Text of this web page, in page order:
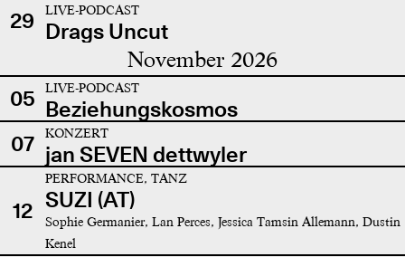
29
LIVE-PODCAST
Drags Uncut
November 2026
05 LIVE-PODCAST
Beziehungskosmos
07
KONZERT
jan SEVEN dettwyler
12
PERFORMANCE, TANZ
SUZI (AT)
Sophie Germanier, Lan Perces, Jessica Tamsin Allemann, Dustin
Kenel